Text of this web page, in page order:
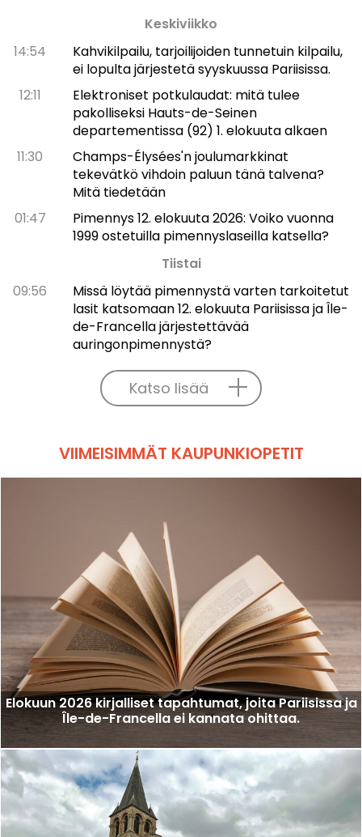
Keskiviikko
14:54
Kahvikilpailu, tarjoilijoiden tunnetuin kilpailu,
ei lopulta järjestetä syyskuussa Pariisissa.
12:11
Elektroniset potkulaudat: mitä tulee
pakolliseksi Hauts-de-Seinen
departementissa (92) 1. elokuuta alkaen
11:30
Champs-Élysées'n joulumarkkinat
tekevätkö vihdoin paluun tänä talvena?
Mitä tiedetään
01:47
Pimennys 12. elokuuta 2026: Voiko vuonna
1999 ostetuilla pimennyslaseilla katsella?
Tiistai
09:56
Missä löytää pimennystä varten tarkoitetut
lasit katsomaan 12. elokuuta Pariisissa ja Île-
de-Francella järjestettävää
auringonpimennystä?
Katso lisää
VIIMEISIMMÄT KAUPUNKIOPETIT
Elokuun 2026 kirjalliset tapahtumat, joita Pariisissa ja
Île-de-Francella ei kannata ohittaa.